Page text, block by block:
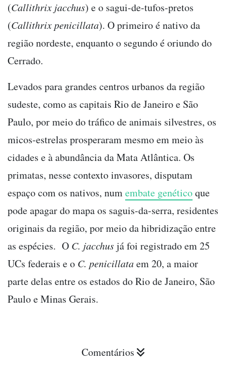
(Callithrix jacchus) e o sagui-de-tufos-pretos
(Callithrix penicillata). O primeiro é nativo da
região nordeste, enquanto o segundo é oriundo do
Cerrado.
Levados para grandes centros urbanos da região
sudeste, como as capitais Rio de Janeiro e São
Paulo, por meio do tráfico de animais silvestres, os
micos-estrelas prosperaram mesmo em meio às
cidades e à abundância da Mata Atlântica. Os
primatas, nesse contexto invasores, disputam
espaço com os nativos, numembate genéticoque
pode apagar do mapa os saguis-da-serra, residentes
originais da região, por meio da hibridização entre
as espécies. O C. jacchusjá foi registrado em 25
UCs federais e o C. penicillataem 20, a maior
parte delas entre os estados do Rio de Janeiro, São
Paulo e Minas Gerais.
Comentários